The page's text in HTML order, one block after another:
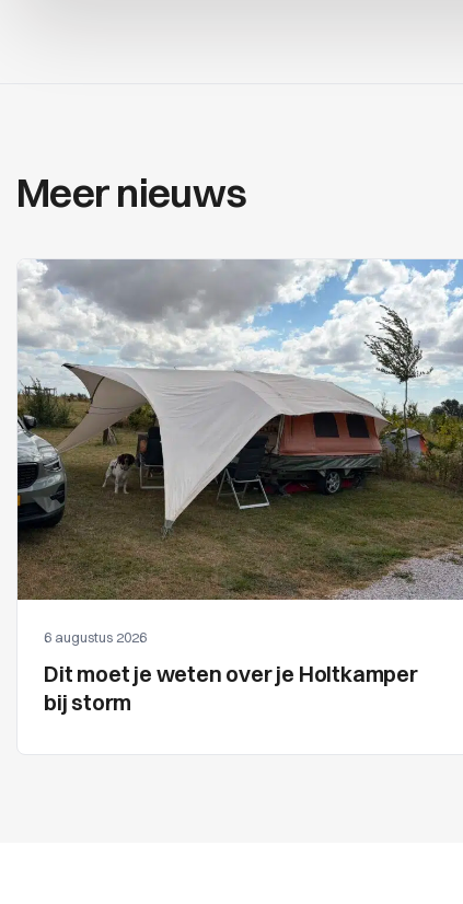
Meer nieuws
6 augustus 2026
Dit moet je weten over je Holtkamper
bij storm